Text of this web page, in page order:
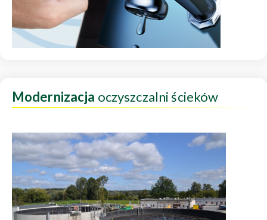
Modernizacja oczyszczalni ścieków